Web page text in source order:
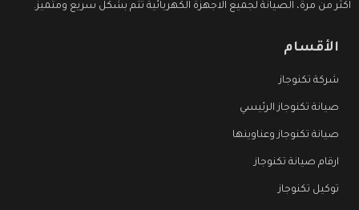
اكثر من مرة، الصيانة لجميع الاجهزة الكهربائية تتم بشكل سريع ومتميز.
الأقسام
شركة تكنوجاز
صيانة تكنوجاز الرئيسي
صيانة تكنوجاز وعناوينها
ارقام صيانة تكنوجاز
توكيل تكنوجاز